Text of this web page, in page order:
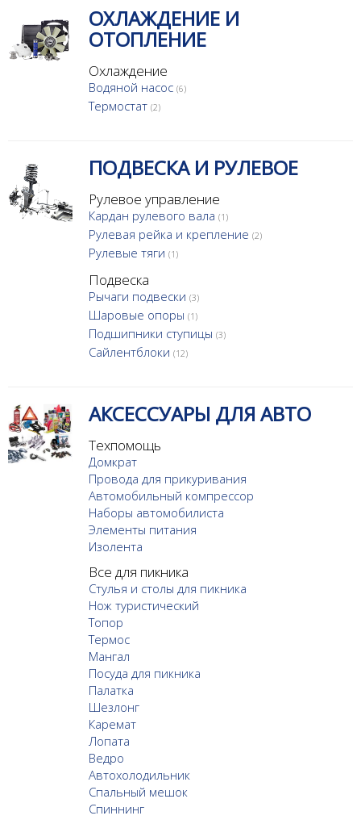
ОХЛАЖДЕНИЕ И
ОТОПЛЕНИЕ
Охлаждение
Водяной насос (6)
Термостат (2)
ПОДВЕСКА И РУЛЕВОЕ
Рулевое управление
Кардан рулевого вала (1)
Рулевая рейка и крепление (2)
Рулевые тяги (1)
Подвеска
Рычаги подвески (3)
Шаровые опоры (1)
Подшипники ступицы (3)
Сайлентблоки (12)
АКСЕССУАРЫ ДЛЯ АВТО
Техпомощь
Домкрат
Провода для прикуривания
Автомобильный компрессор
Наборы автомобилиста
Элементы питания
Изолента
Все для пикника
Стулья и столы для пикника
Нож туристический
Топор
Термос
Мангал
Посуда для пикника
Палатка
Шезлонг
Каремат
Лопата
Ведро
Автохолодильник
Спальный мешок
Спиннинг